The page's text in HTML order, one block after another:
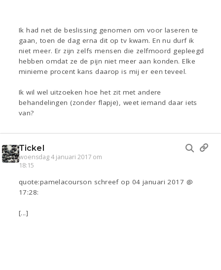
Ik had net de beslissing genomen om voor laseren te
gaan, toen de dag erna dit op tv kwam. En nu durf ik
niet meer. Er zijn zelfs mensen die zelfmoord gepleegd
hebben omdat ze de pijn niet meer aan konden. Elke
minieme procent kans daarop is mij er een teveel.
Ik wil wel uitzoeken hoe het zit met andere
behandelingen (zonder flapje), weet iemand daar iets
van?
Tickel
woensdag 4 januari 2017 om
18:15
quote:pamelacourson schreef op 04 januari 2017 @
17:28:
[...]